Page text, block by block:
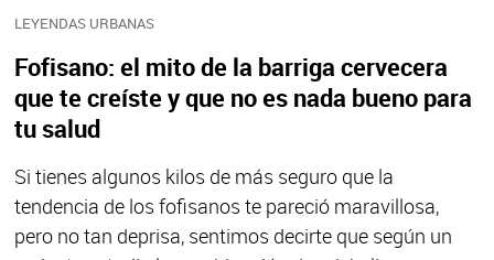
LEYENDAS URBANAS
Fofisano: el mito de la barriga cervecera
que te creíste y que no es nada bueno para
tu salud
Si tienes algunos kilos de más seguro que la
tendencia de los fofisanos te pareció maravillosa,
pero no tan deprisa, sentimos decirte que según un